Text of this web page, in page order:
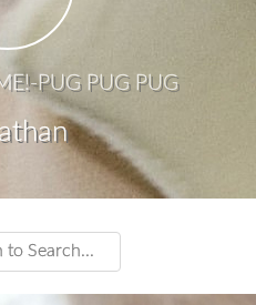
PUG PUG PUG